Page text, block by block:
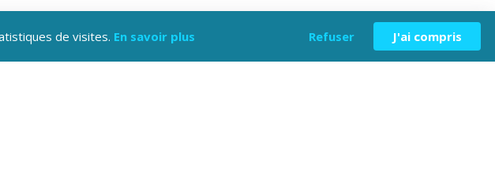
de visites. En savoir plus Refuser J'ai compris